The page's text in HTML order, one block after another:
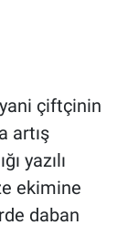
çiftçinin
artış
yazılı
ekimine
daban